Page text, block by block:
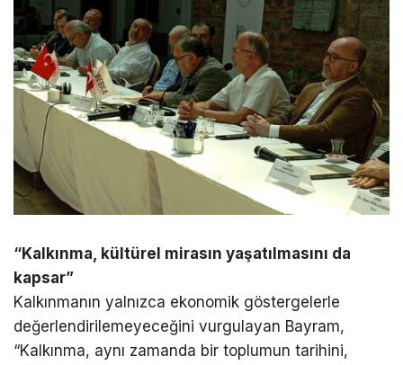
“Kalkınma, kültürel mirasın yaşatılmasını da
kapsar”
Kalkınmanın yalnızca ekonomik göstergelerle
değerlendirilemeyeceğini vurgulayan Bayram,
“Kalkınma, aynı zamanda bir toplumun tarihini,